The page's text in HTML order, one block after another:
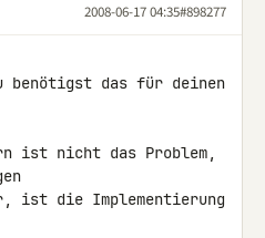
2008-06-17 04:35#898277
ist nicht das Problem,
ist die Implementierung